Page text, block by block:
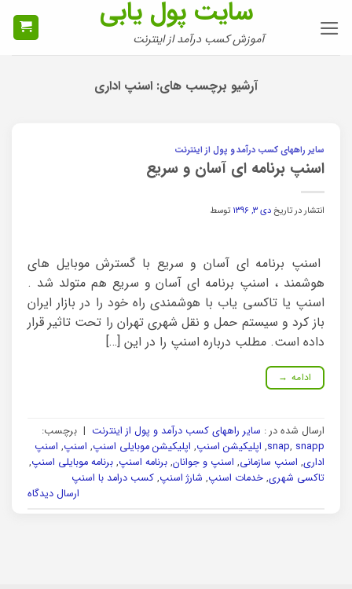
سایت پول یابی
آموزش کسب درآمد از اینترنت
آرشیو برچسب های: اسنپ اداری
سایر راههای کسب درآمد و پول از اینترنت
اسنپ برنامه ای آسان و سریع
انتشار در تاریخدی ۳, ۱۳۹۶ توسط
اسنپ برنامه ای آسان و سریع با گسترش موبایل های
هوشمند ، اسنپ برنامه ای آسان و سریع هم متولد شد .
اسنپ یا تاکسی یاب با هوشمندی راه خود را در بازار ایران
باز کرد و سیستم حمل و نقل شهری تهران را تحت تاثیر قرار
داده است. مطلب درباره اسنپ را در این […]
ادامه →
ارسال شده در : سایر راههای کسب درآمد و پول از اینترنت | برچسب:
snap, snapp
, اپلیکیشن اسنپ, اپلیکیشن موبایلی اسنپ, اسنپ, اسنپ
اداری, اسنپ سازمانی, اسنپ و جوانان, برنامه اسنپ, برنامه موبایلی اسنپ,
تاکسی شهری, خدمات اسنپ, شارژ اسنپ, کسب درامد با اسنپ
ارسال دیدگاه